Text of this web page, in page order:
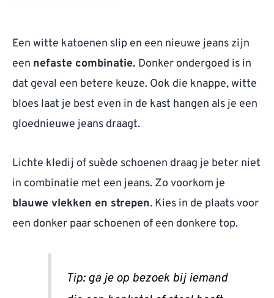
Een witte katoenen slip en een nieuwe jeans zijn
een nefaste combinatie. Donker ondergoed is in
dat geval een betere keuze. Ook die knappe, witte
bloes laat je best even in de kast hangen als je een
gloednieuwe jeans draagt.
Lichte kledij of suède schoenen draag je beter niet
in combinatie met een jeans. Zo voorkom je
blauwe vlekken en strepen. Kies in de plaats voor
een donker paar schoenen of een donkere top.
Tip: ga je op bezoek bij iemand